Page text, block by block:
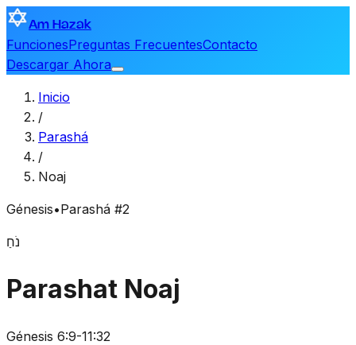
Am Hazak
FuncionesPreguntas FrecuentesContacto
Descargar Ahora
Inicio
/
Parashá
/
Noaj
Génesis•Parashá #2
נֹחַ
Parashat Noaj
Génesis 6:9-11:32